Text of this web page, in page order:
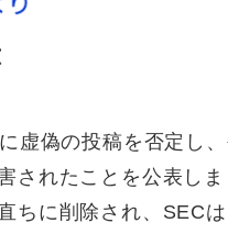
虚偽の投稿を否定し
されたことを公表し
ちに削除され、SEC